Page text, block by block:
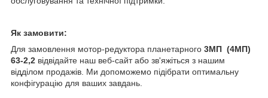
Як замовити:
Для замовлення мотор-редуктора планетарного 3МП (4МП)
63-2,2 відвідайте наш веб-сайт або зв'яжіться з нашим
відділом продажів. Ми допоможемо підібрати оптимальну
конфігурацію для ваших завдань.